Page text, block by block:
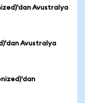
Avustralya
Avustralya